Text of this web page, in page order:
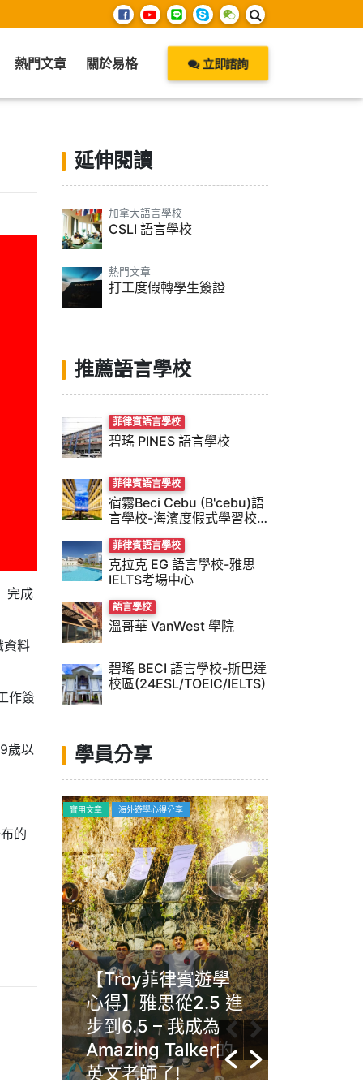
熱門文章 關於易格 立即諮詢
完成
資料
作簽
歲以
的
延伸閱讀
加拿大語言學校
CSLI 語言學校
熱門文章
打工度假轉學生簽證
推薦語言學校
菲律賓語言學校
碧瑤 PINES 語言學校
菲律賓語言學校
宿霧Beci Cebu (B'cebu)語
言學校-海濱度假式學習校
菲律賓語言學校
克拉克 EG 語言學校-雅思
IELTS考場中心
語言學校
溫哥華 VanWest 學院
碧瑤 BECI 語言學校-斯巴達
校區(24ESL/TOEIC/IELTS)
學員分享
實用文章 海外遊學心得分享
【Troy菲律賓遊學
心得】雅思從2.5 進
步到6.5 – 我成為
Amazing Talker的
英文老師了!